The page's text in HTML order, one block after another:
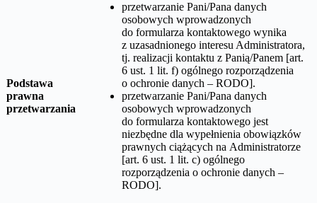
Podstawa
prawna
przetwarzania
przetwarzanie Pani/Pana danych
osobowych wprowadzonych
do formularza kontaktowego wynika
z uzasadnionego interesu Administratora,
tj. realizacji kontaktu z Panią/Panem [art.
6 ust. 1 lit. f) ogólnego rozporządzenia
o ochronie danych – RODO].
przetwarzanie Pani/Pana danych
osobowych wprowadzonych
do formularza kontaktowego jest
niezbędne dla wypełnienia obowiązków
prawnych ciążących na Administratorze
[art. 6 ust. 1 lit. c) ogólnego
rozporządzenia o ochronie danych –
RODO].